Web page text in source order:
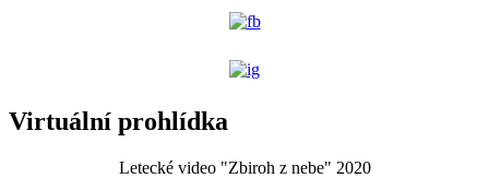
Virtuální prohlídka
Letecké video "Zbiroh z nebe" 2020